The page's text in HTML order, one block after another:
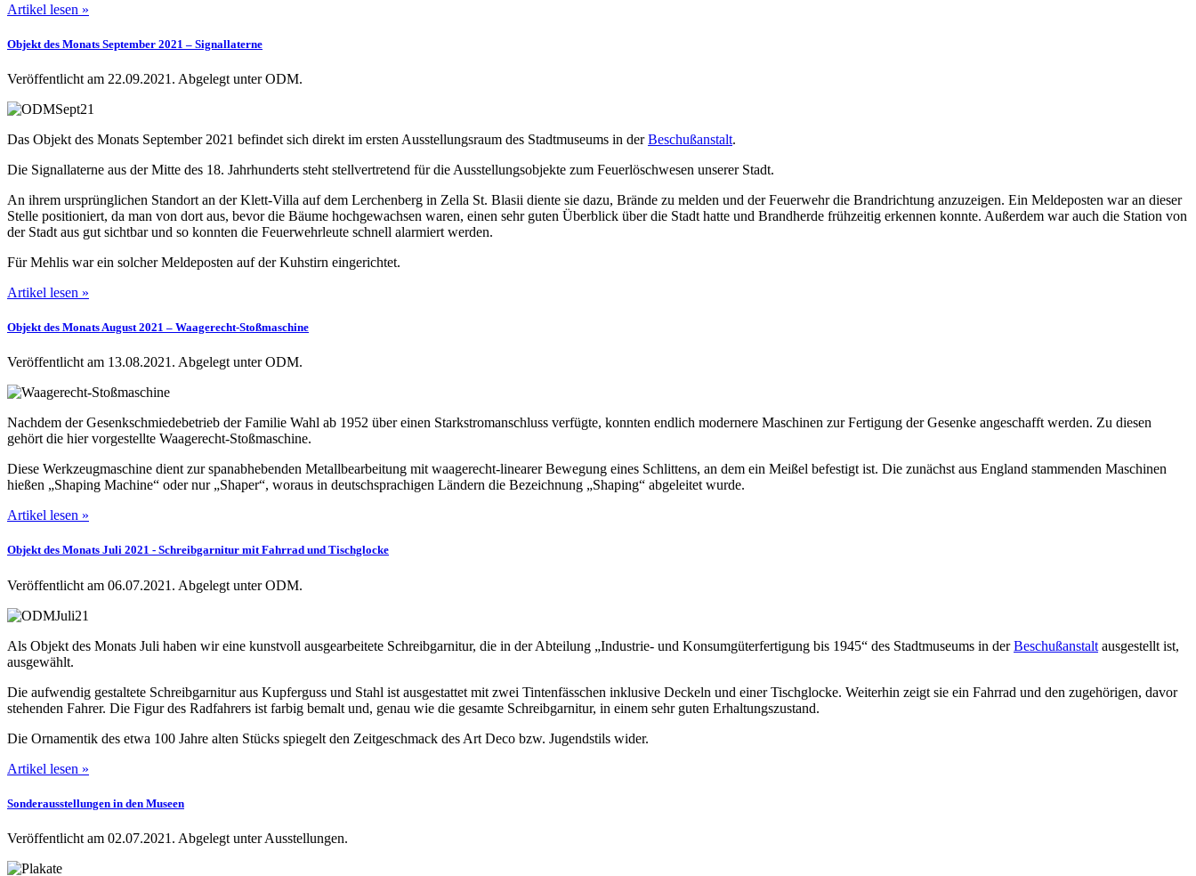
Artikel lesen »
Objekt des Monats September 2021 – Signallaterne
Veröffentlicht am 22.09.2021. Abgelegt unter ODM.
Das Objekt des Monats September 2021 befindet sich direkt im ersten Ausstellungsraum des Stadtmuseums in derBeschußanstalt.
Die Signallaterne aus der Mitte des 18. Jahrhunderts steht stellvertretend für die Ausstellungsobjekte zum Feuerlöschwesen unserer Stadt.
An ihrem ursprünglichen Standort an der Klett-Villa auf dem Lerchenberg in Zella St. Blasii diente sie dazu, Brände zu melden und der Feuerwehr die Brandrichtung anzuzeigen. Ein Meldeposten war an dieser
Stelle positioniert, da man von dort aus, bevor die Bäume hochgewachsen waren, einen sehr guten Überblick über die Stadt hatte und Brandherde frühzeitig erkennen konnte. Außerdem war auch die Station von
der Stadt aus gut sichtbar und so konnten die Feuerwehrleute schnell alarmiert werden.
Für Mehlis war ein solcher Meldeposten auf der Kuhstirn eingerichtet.
Artikel lesen »
Objekt des Monats August 2021 – Waagerecht-Stoßmaschine
Veröffentlicht am 13.08.2021. Abgelegt unter ODM.
Nachdem der Gesenkschmiedebetrieb der Familie Wahl ab 1952 über einen Starkstromanschluss verfügte, konnten endlich modernere Maschinen zur Fertigung der Gesenke angeschafft werden. Zu diesen
gehört die hier vorgestellte Waagerecht-Stoßmaschine.
Diese Werkzeugmaschine dient zur spanabhebenden Metallbearbeitung mit waagerecht-linearer Bewegung eines Schlittens, an dem ein Meißel befestigt ist. Die zunächst aus England stammenden Maschinen
hießen „Shaping Machine“ oder nur „Shaper“, woraus in deutschsprachigen Ländern die Bezeichnung „Shaping“ abgeleitet wurde.
Artikel lesen »
Objekt des Monats Juli 2021 - Schreibgarnitur mit Fahrrad und Tischglocke
Veröffentlicht am 06.07.2021. Abgelegt unter ODM.
Als Objekt des Monats Juli haben wir eine kunstvoll ausgearbeitete Schreibgarnitur, die in der Abteilung „Industrie- und Konsumgüterfertigung bis 1945“ des Stadtmuseums in derBeschußanstalt ausgestellt ist,
ausgewählt.
Die aufwendig gestaltete Schreibgarnitur aus Kupferguss und Stahl ist ausgestattet mit zwei Tintenfässchen inklusive Deckeln und einer Tischglocke. Weiterhin zeigt sie ein Fahrrad und den zugehörigen, davor
stehenden Fahrer. Die Figur des Radfahrers ist farbig bemalt und, genau wie die gesamte Schreibgarnitur, in einem sehr guten Erhaltungszustand.
Die Ornamentik des etwa 100 Jahre alten Stücks spiegelt den Zeitgeschmack des Art Deco bzw. Jugendstils wider.
Artikel lesen »
Sonderausstellungen in den Museen
Veröffentlicht am 02.07.2021. Abgelegt unter Ausstellungen.